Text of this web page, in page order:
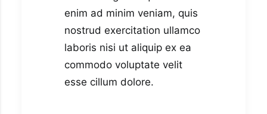
enim ad minim veniam, quis
nostrud exercitation ullamco
laboris nisi ut aliquip ex ea
commodo voluptate velit
esse cillum dolore.